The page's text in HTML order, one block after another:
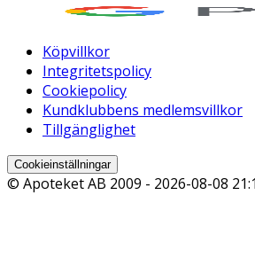
Köpvillkor
Integritetspolicy
Cookiepolicy
Kundklubbens medlemsvillkor
Tillgänglighet
Cookieinställningar
© Apoteket AB 2009 - 2026-08-08